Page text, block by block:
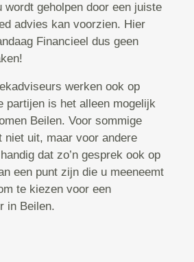
wordt geholpen door een juiste
advies kan voorzien. Hier
Financieel dus geen
werken ook op
partijen is het alleen mogelijk
Beilen. Voor sommige
niet uit, maar voor andere
dat zo’n gesprek ook op
een punt zijn die u meeneemt
te kiezen voor een
in Beilen.